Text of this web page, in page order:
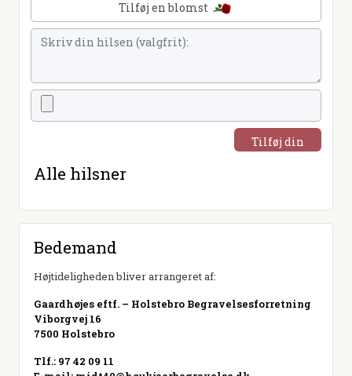
Tilføj en blomst
Tilføj din
Alle hilsner
Bedemand
Højtideligheden bliver arrangeret af:
Gaardhøjes eftf. – Holstebro Begravelsesforretning
Viborgvej 16
7500 Holstebro
Tlf.: 97 42 09 11